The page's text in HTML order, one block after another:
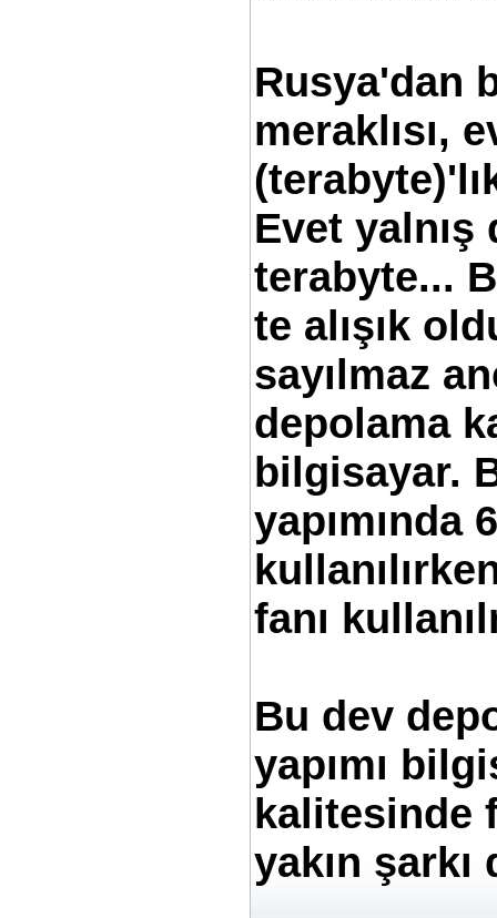
Rusya'dan
meraklısı,
Evet yalnış
terabyte...
te alışık
sayılmaz
depolama
bilgisayar.
yapımında
fanı
Bu dev
yapımı
kalitesinde
yakın